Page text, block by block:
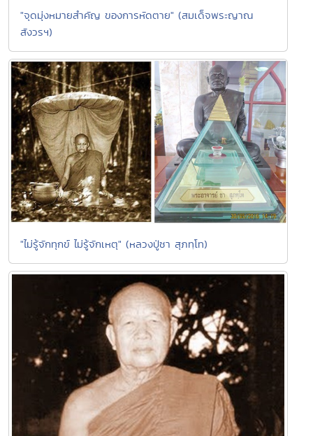
"จุดมุ่งหมายสำคัญ ของการหัดตาย" (สมเด็จพระญาณ
สังวรฯ)
"ไม่รู้จักทุกข์ ไม่รู้จักเหตุ" (หลวงปู่ชา สุภทฺโท)